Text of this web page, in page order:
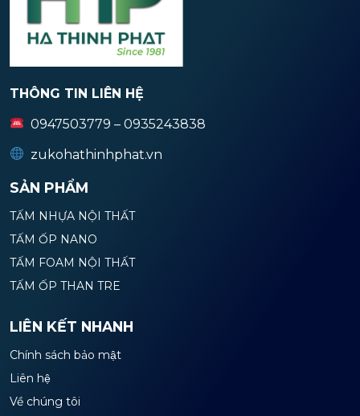
THÔNG TIN LIÊN HỆ
0947503779 – 0935243838
zukohathinhphat.vn
SẢN PHẨM
TẤM NHỰA NỘI THẤT
TẤM ỐP NANO
TẤM FOAM NỘI THẤT
TẤM ỐP THAN TRE
LIÊN KẾT NHANH
Chính sách bảo mật
Liên hệ
Về chúng tôi